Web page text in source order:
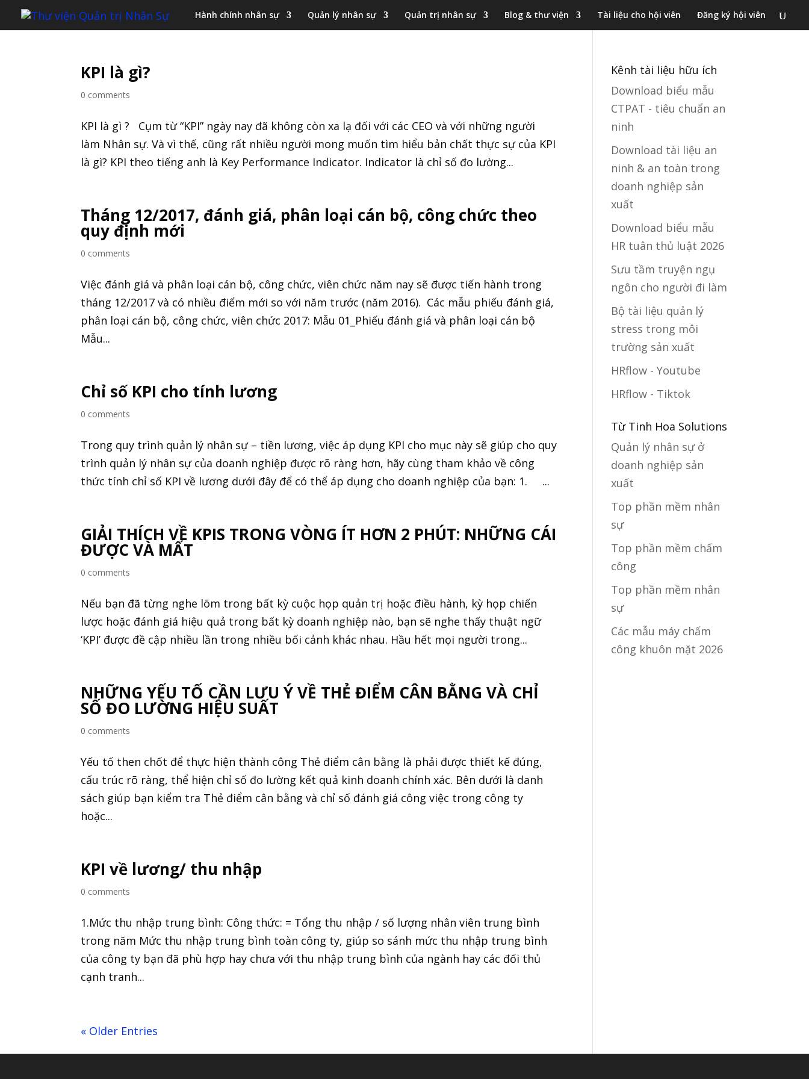
Hành chính nhân sự Quản lý nhân sự Quản trị nhân sự Blog & thư viện Tài liệu cho hội viên Đăng ký hội viên
KPI là gì?
0 comments
KPI là gì ? Cụm từ “KPI” ngày nay đã không còn xa lạ đối với các CEO và với những người
làm Nhân sự. Và vì thế, cũng rất nhiều người mong muốn tìm hiểu bản chất thực sự của KPI
là gì? KPI theo tiếng anh là Key Performance Indicator. Indicator là chỉ số đo lường...
Tháng 12/2017, đánh giá, phân loại cán bộ, công chức theo
quy định mới
0 comments
Việc đánh giá và phân loại cán bộ, công chức, viên chức năm nay sẽ được tiến hành trong
tháng 12/2017 và có nhiều điểm mới so với năm trước (năm 2016). Các mẫu phiếu đánh giá,
phân loại cán bộ, công chức, viên chức 2017: Mẫu 01_Phiếu đánh giá và phân loại cán bộ
Mẫu...
Chỉ số KPI cho tính lương
0 comments
Trong quy trình quản lý nhân sự – tiền lương, việc áp dụng KPI cho mục này sẽ giúp cho quy
trình quản lý nhân sự của doanh nghiệp được rõ ràng hơn, hãy cùng tham khảo về công
thức tính chỉ số KPI về lương dưới đây để có thể áp dụng cho doanh nghiệp của bạn: 1. ...
GIẢI THÍCH VỀ KPIS TRONG VÒNG ÍT HƠN 2 PHÚT: NHỮNG CÁI
ĐƯỢC VÀ MẤT
0 comments
Nếu bạn đã từng nghe lõm trong bất kỳ cuộc họp quản trị hoặc điều hành, kỳ họp chiến
lược hoặc đánh giá hiệu quả trong bất kỳ doanh nghiệp nào, bạn sẽ nghe thấy thuật ngữ
‘KPI’ được đề cập nhiều lần trong nhiều bối cảnh khác nhau. Hầu hết mọi người trong...
NHỮNG YẾU TỐ CẦN LƯU Ý VỀ THẺ ĐIỂM CÂN BẰNG VÀ CHỈ
SỐ ĐO LƯỜNG HIỆU SUẤT
0 comments
Yếu tố then chốt để thực hiện thành công Thẻ điểm cân bằng là phải được thiết kế đúng,
cấu trúc rõ ràng, thể hiện chỉ số đo lường kết quả kinh doanh chính xác. Bên dưới là danh
sách giúp bạn kiểm tra Thẻ điểm cân bằng và chỉ số đánh giá công việc trong công ty
hoặc...
KPI về lương/ thu nhập
0 comments
1.Mức thu nhập trung bình: Công thức: = Tổng thu nhập / số lượng nhân viên trung bình
trong năm Mức thu nhập trung bình toàn công ty, giúp so sánh mức thu nhập trung bình
của công ty bạn đã phù hợp hay chưa với thu nhập trung bình của ngành hay các đối thủ
cạnh tranh...
« Older Entries
Kênh tài liệu hữu ích
Download biểu mẫu
CTPAT - tiêu chuẩn an
ninh
Download tài liệu an
ninh & an toàn trong
doanh nghiệp sản
xuất
Download biểu mẫu
HR tuân thủ luật 2026
Sưu tầm truyện ngụ
ngôn cho người đi làm
Bộ tài liệu quản lý
stress trong môi
trường sản xuất
HRflow - Youtube
HRflow - Tiktok
Từ Tinh Hoa Solutions
Quản lý nhân sự ở
doanh nghiệp sản
xuất
Top phần mềm nhân
sự
Top phần mềm chấm
công
Top phần mềm nhân
sự
Các mẫu máy chấm
công khuôn mặt 2026